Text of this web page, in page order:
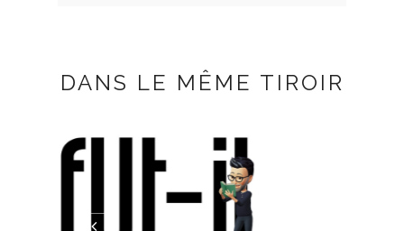
DANS LE MÊME TIROIR